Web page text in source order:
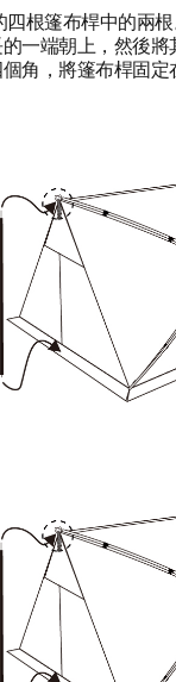
根篷布桿中的兩
一端朝上，然後
角，將篷布桿固定